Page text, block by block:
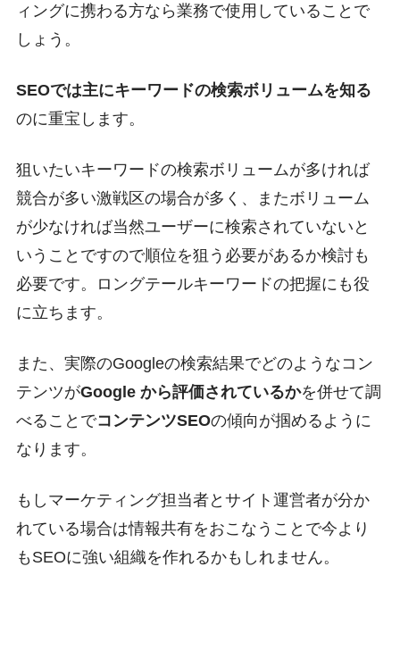
ィングに携わる方なら業務で使用していることで
しょう。
SEOでは主にキーワードの検索ボリュームを知る
のに重宝します。
狙いたいキーワードの検索ボリュームが多ければ
競合が多い激戦区の場合が多く、またボリューム
が少なければ当然ユーザーに検索されていないと
いうことですので順位を狙う必要があるか検討も
必要です。ロングテールキーワードの把握にも役
に立ちます。
また、実際のGoogleの検索結果でどのようなコン
テンツがGoogle から評価されているかを併せて調
べることでコンテンツSEOの傾向が掴めるように
なります。
もしマーケティング担当者とサイト運営者が分か
れている場合は情報共有をおこなうことで今より
もSEOに強い組織を作れるかもしれません。